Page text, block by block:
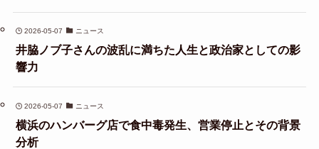
2026-05-07 ニュース
井脇ノブ子さんの波乱に満ちた人生と政治家としての影
響力
2026-05-07 ニュース
横浜のハンバーグ店で食中毒発生、営業停止とその背景
分析